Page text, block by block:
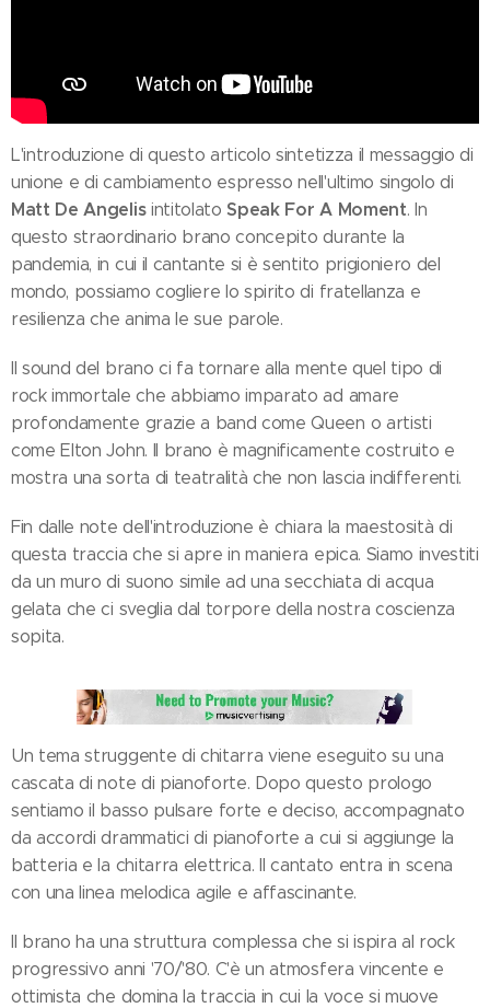
L'introduzione di questo articolo sintetizza il messaggio di
unione e di cambiamento espresso nell'ultimo singolo di
Matt De Angelisintitolato Speak For A Moment. In
questo straordinario brano concepito durante la
pandemia, in cui il cantante si è sentito prigioniero del
mondo, possiamo cogliere lo spirito di fratellanza e
resilienza che anima le sue parole.
Il sound del brano ci fa tornare alla mente quel tipo di
rock immortale che abbiamo imparato ad amare
profondamente grazie a band come Queen o artisti
come Elton John. Il brano è magnificamente costruito e
mostra una sorta di teatralità che non lascia indifferenti.
Fin dalle note dell'introduzione è chiara la maestosità di
questa traccia che si apre in maniera epica. Siamo investiti
da un muro di suono simile ad una secchiata di acqua
gelata che ci sveglia dal torpore della nostra coscienza
sopita.
Un tema struggente di chitarra viene eseguito su una
cascata di note di pianoforte. Dopo questo prologo
sentiamo il basso pulsare forte e deciso, accompagnato
da accordi drammatici di pianoforte a cui si aggiunge la
batteria e la chitarra elettrica. Il cantato entra in scena
con una linea melodica agile e affascinante.
Il brano ha una struttura complessa che si ispira al rock
progressivo anni '70/'80. C'è un atmosfera vincente e
ottimista che domina la traccia in cui la voce si muove